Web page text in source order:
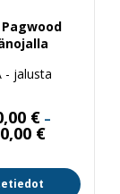
- jalusta
€ –
€2500,00 €
5900,00 €